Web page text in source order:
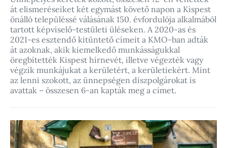
át elismeréseiket két egymást követő napon a Kispest
önálló településsé válásának 150. évfordulója alkalmából
tartott képviselő-testületi üléseken. A 2020-as és
2021-es esztendő kitüntető címeit a KMO-ban adták
át azoknak, akik kiemelkedő munkásságukkal
öregbítették Kispest hírnevét, illetve végezték vagy
végzik munkájukat a kerületért, a kerületiekért. Mint
az lenni szokott, az ünnepségen díszpolgárokat is
avattak – összesen 6-an kapták meg a címet.